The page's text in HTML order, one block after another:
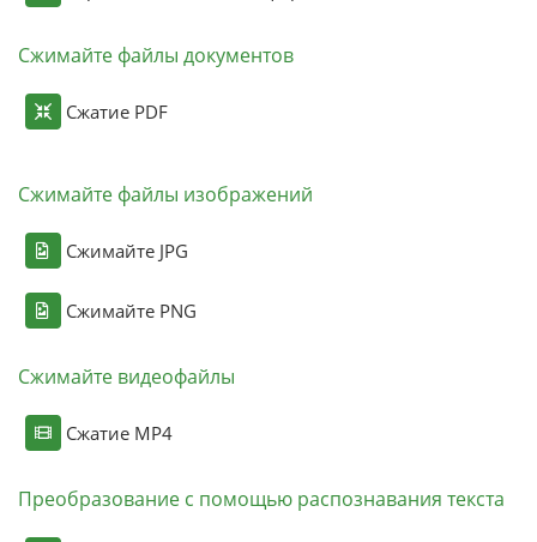
Сжимайте файлы документов
Сжатие PDF
Сжимайте файлы изображений
Сжимайте JPG
Сжимайте PNG
Сжимайте видеофайлы
Сжатие MP4
Преобразование с помощью распознавания текста